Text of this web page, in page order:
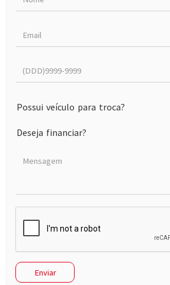
Possui veículo para troca?
Deseja financiar?